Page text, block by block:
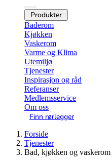
Produkter
Baderom
Kjøkken
Vaskerom
Varme og Klima
Utemiljø
Tjenester
Inspirasjon og råd
Referanser
Medlemsservice
Om oss
Finn rørlegger
Forside
Tjenester
Bad, kjøkken og vaskerom